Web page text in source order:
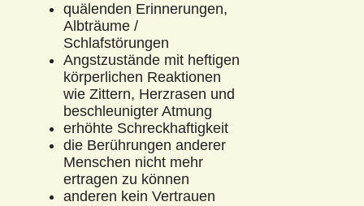
quälenden Erinnerungen,
Albträume /
Schlafstörungen
Angstzustände mit heftigen
körperlichen Reaktionen
wie Zittern, Herzrasen und
beschleunigter Atmung
erhöhte Schreckhaftigkeit
die Berührungen anderer
Menschen nicht mehr
ertragen zu können
anderen kein Vertrauen